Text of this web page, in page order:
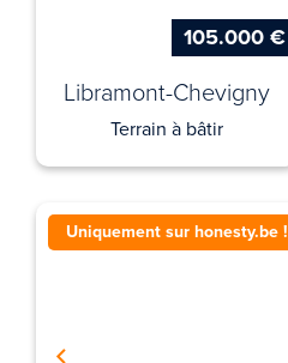
105.000 €
Libramont-Chevigny
Terrain à bâtir
Uniquement sur honesty.be !